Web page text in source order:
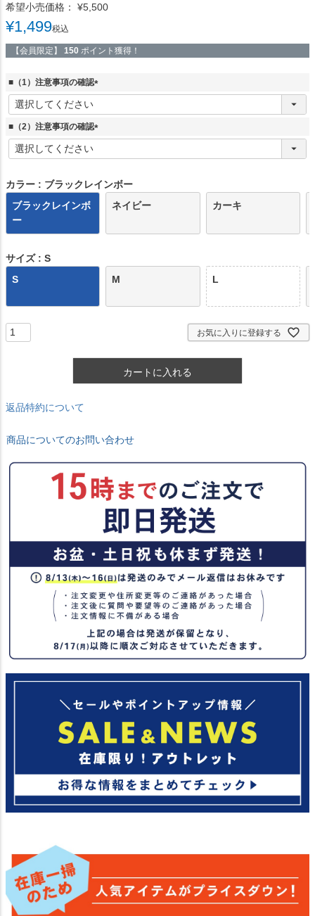
希望小売価格： ¥5,500
¥1,499税込
【会員限定】 150 ポイント獲得！
■（1）注意事項の確認
(
須
■（2）注意事項の確認
(
カラー
ブラックレインボー
ブラックレインボ
ー
ネイビー カーキ
サイズ
S
S
M L
お気に入りに登録する
カートに入れる
返品特約について
商品についてのお問い合わせ